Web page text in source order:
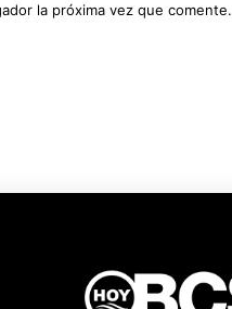
la próxima vez que comente.